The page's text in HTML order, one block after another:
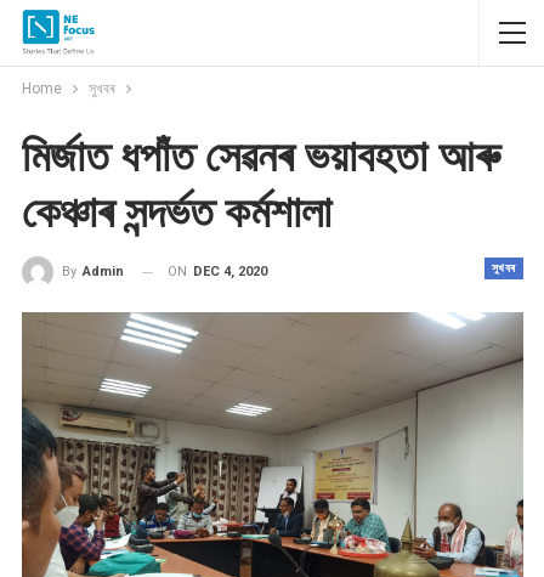
Home সুখবৰ
মিৰ্জাত ধপাঁত সেৱনৰ ভয়াবহতা আৰু
কেঞ্চাৰ সন্দৰ্ভত কৰ্মশালা
সুখবৰ
By Admin ON DEC 4, 2020